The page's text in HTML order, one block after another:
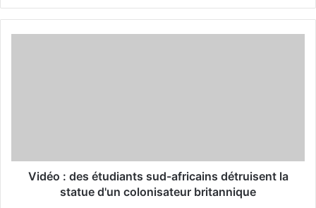
y
Vidéo : des étudiants sud-africains détruisent la
statue d'un colonisateur britannique